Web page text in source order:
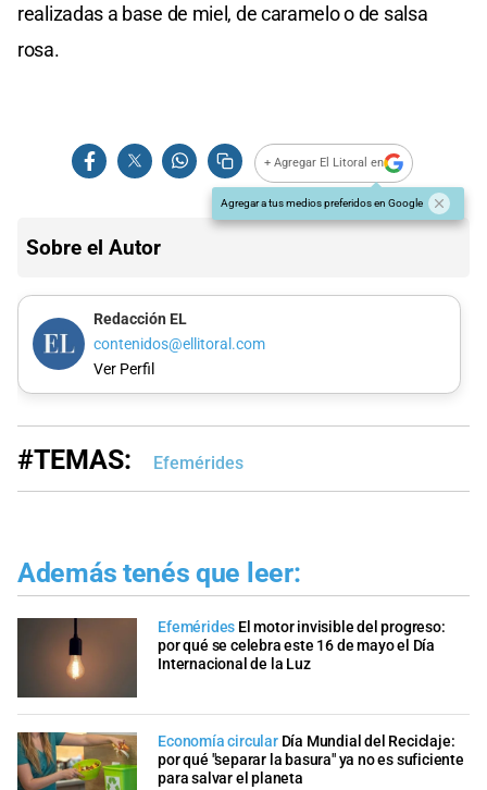
realizadas a base de miel, de caramelo o de salsa
rosa.
+ Agregar El Litoral en
Agregar a tus medios preferidos en Google
Sobre el Autor
Redacción EL
contenidos@ellitoral.com
Ver Perfil
#TEMAS: Efemérides
Además tenés que leer:
Efemérides El motor invisible del progreso:
por qué se celebra este 16 de mayo el Día
Internacional de la Luz
Economía circular Día Mundial del Reciclaje:
por qué "separar la basura" ya no es suficiente
para salvar el planeta